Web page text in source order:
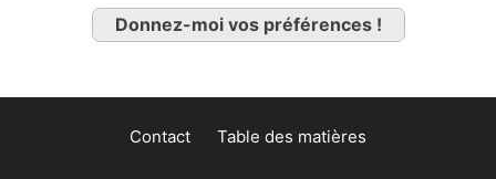
Donnez-moi vos préférences !
Contact Table des matières